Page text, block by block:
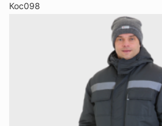
Кос098